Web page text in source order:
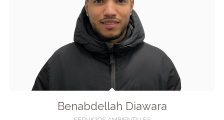
Benabdellah Diawara